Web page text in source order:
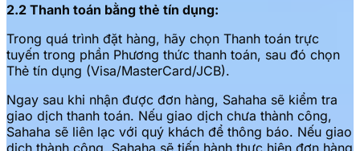
2.2 Thanh toán bằng thẻ tín dụng:
Trong quá trình đặt hàng, hãy chọn Thanh toán trực
tuyến trong phần Phương thức thanh toán, sau đó chọn
Thẻ tín dụng (Visa/MasterCard/JCB).
Ngay sau khi nhận được đơn hàng, Sahaha sẽ kiểm tra
giao dịch thanh toán. Nếu giao dịch chưa thành công,
Sahaha sẽ liên lạc với quý khách để thông báo. Nếu giao
dịch thành công, Sahaha sẽ tiến hành thực hiện đơn hàng